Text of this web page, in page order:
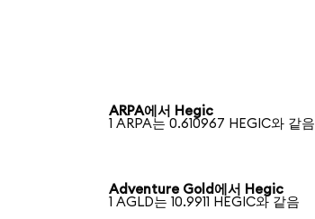
ARPA에서 Hegic
1 ARPA는 0.610967 HEGIC와 같음
Adventure Gold에서 Hegic
1 AGLD는 10.9911 HEGIC와 같음